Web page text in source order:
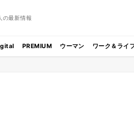
の最新情報
PREMIUM ウーマン ワーク＆ライ